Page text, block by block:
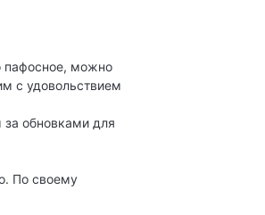
пафосное, можно
с удовольствием
обновками для
По своему